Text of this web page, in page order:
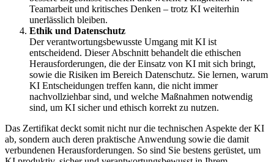
Teamarbeit und kritisches Denken – trotz KI weiterhin
unerlässlich bleiben.
Ethik und Datenschutz
Der verantwortungsbewusste Umgang mit KI ist
entscheidend. Dieser Abschnitt behandelt die ethischen
Herausforderungen, die der Einsatz von KI mit sich bringt,
sowie die Risiken im Bereich Datenschutz. Sie lernen, warum
KI Entscheidungen treffen kann, die nicht immer
nachvollziehbar sind, und welche Maßnahmen notwendig
sind, um KI sicher und ethisch korrekt zu nutzen.
Das Zertifikat deckt somit nicht nur die technischen Aspekte der KI
ab, sondern auch deren praktische Anwendung sowie die damit
verbundenen Herausforderungen. So sind Sie bestens gerüstet, um